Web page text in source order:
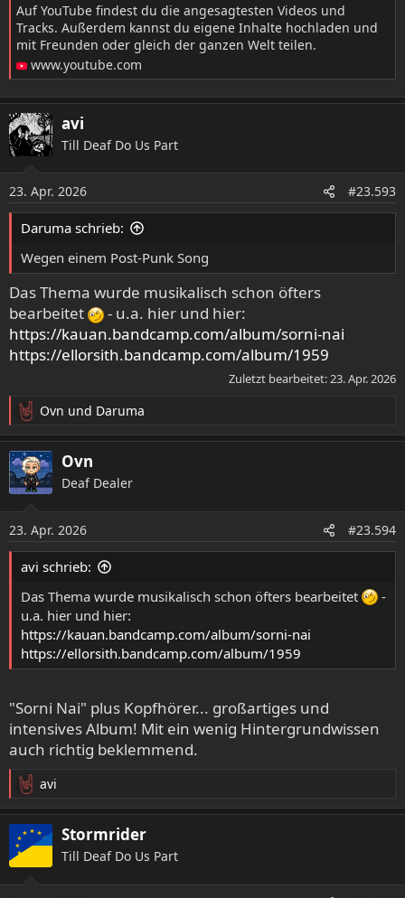
Auf YouTube findest du die angesagtesten Videos und
Tracks. Außerdem kannst du eigene Inhalte hochladen und
mit Freunden oder gleich der ganzen Welt teilen.
www.youtube.com
avi
Till Deaf Do Us Part
23. Apr. 2026 #23.593
Daruma schrieb:
Wegen einem Post-Punk Song
Das Thema wurde musikalisch schon öfters
bearbeitet
- u.a. hier und hier:
https://kauan.bandcamp.com/album/sorni-nai
https://ellorsith.bandcamp.com/album/1959
Zuletzt bearbeitet:23. Apr. 2026
R
e
a
k
t
n
e
n
Ovn und Daruma
Ovn
Deaf Dealer
23. Apr. 2026 #23.594
avi schrieb:
Das Thema wurde musikalisch schon öfters bearbeitet
-
u.a. hier und hier:
https://kauan.bandcamp.com/album/sorni-nai
https://ellorsith.bandcamp.com/album/1959
"Sorni Nai" plus Kopfhörer... großartiges und
intensives Album! Mit ein wenig Hintergrundwissen
auch richtig beklemmend.
R
e
a
k
t
avi
Stormrider
Till Deaf Do Us Part